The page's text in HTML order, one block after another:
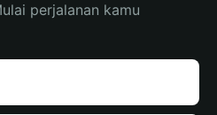
perjalanan kamu